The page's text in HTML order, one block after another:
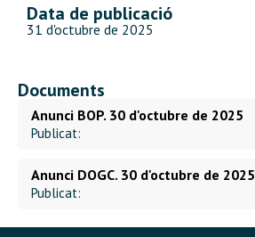
Data de publicació
31 d'octubre de 2025
Documents
Anunci BOP. 30 d'octubre de 2025
Publicat:
Anunci DOGC. 30 d'octubre de 2025
Publicat: